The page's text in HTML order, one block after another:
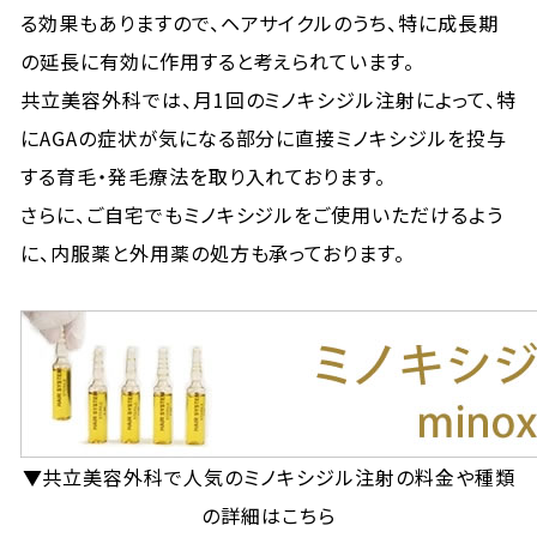
る効果もありますので、ヘアサイクルのうち、特に成長期
の延長に有効に作用すると考えられています。
共立美容外科では、月1回のミノキシジル注射によって、特
にAGAの症状が気になる部分に直接ミノキシジルを投与
する育毛・発毛療法を取り入れております。
さらに、ご自宅でもミノキシジルをご使用いただけるよう
に、内服薬と外用薬の処方も承っております。
▼共立美容外科で人気のミノキシジル注射の料金や種類
の詳細はこちら